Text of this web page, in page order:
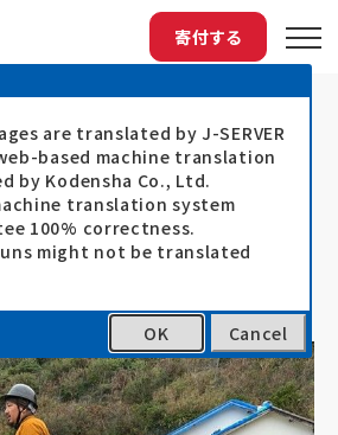
寄付する
ート災害支援センター（PBV）
害支援を実施中です
are translated by J-SERVER
based machine translation
by Kodensha Co., Ltd.
translation system
100% correctness.
might not be translated
OK Cancel